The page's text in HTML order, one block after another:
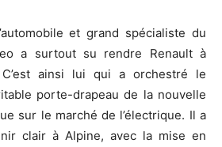
et grand spécialiste du
a surtout su rendre Renault à
C’est ainsi lui qui a orchestré le
porte-drapeau de la nouvelle
sur le marché de l’électrique. Il a
clair à Alpine, avec la mise en